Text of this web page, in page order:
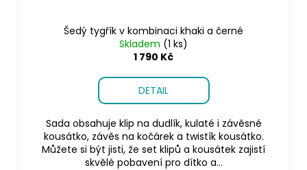
Šedý tygřík v kombinaci khaki a černé
Skladem (1 ks)
1 790 Kč
DETAIL
Sada obsahuje klip na dudlík, kulaté i závěsné
kousátko, závěs na kočárek a twistík kousátko.
Můžete si být jisti, že set klipů a kousátek zajistí
skvělé pobavení pro dítko a...